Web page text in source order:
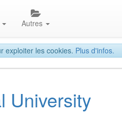
exploiter les cookies. Plus d'infos.
Autres
University